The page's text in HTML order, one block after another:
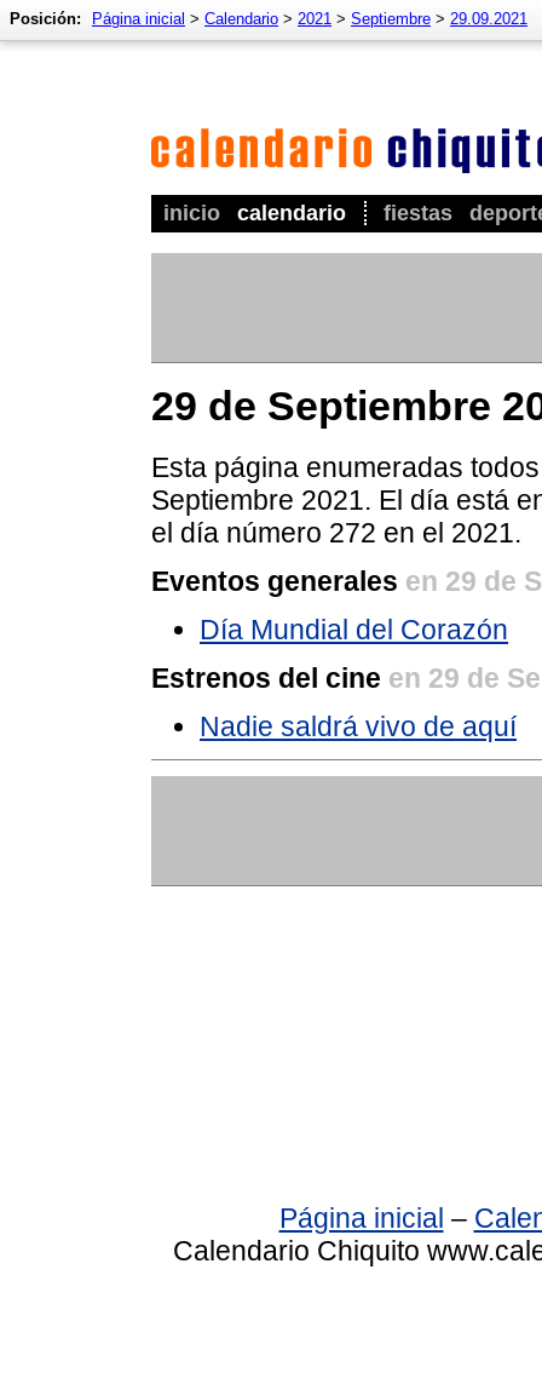
inicio calendario fiestas
Posición: Página inicial > Calendario > 2021 > Septiembre > 29.09.2021
29 de Septiembre
Esta página enumeradas
Septiembre 2021. El día está
el día número 272 en el 2021.
Eventos generales en 29 de
Día Mundial del Corazón
Estrenos del cine en 29 de
Nadie saldrá vivo de aquí
Página inicial –
Calendario Chiquito